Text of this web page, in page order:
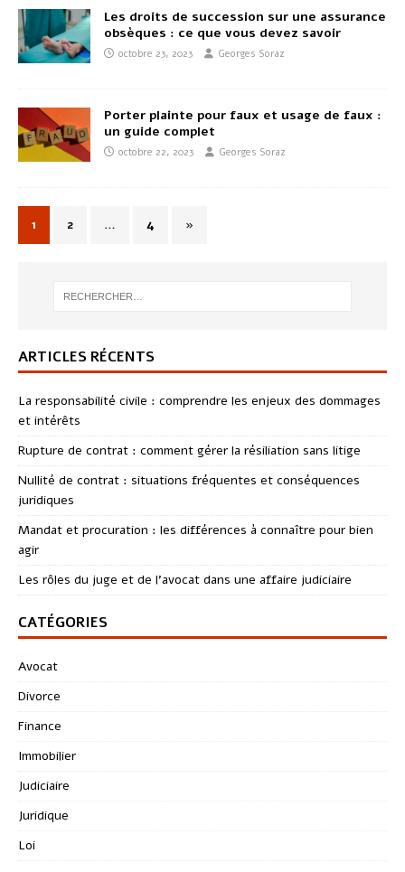
Les droits de succession sur une assurance
obsèques : ce que vous devez savoir
octobre 23, 2023 Georges Soraz
Porter plainte pour faux et usage de faux :
un guide complet
octobre 22, 2023 Georges Soraz
1 2 … 4 »
ARTICLES RÉCENTS
La responsabilité civile : comprendre les enjeux des dommages
et intérêts
Rupture de contrat : comment gérer la résiliation sans litige
Nullité de contrat : situations fréquentes et conséquences
juridiques
Mandat et procuration : les différences à connaître pour bien
agir
Les rôles du juge et de l’avocat dans une affaire judiciaire
CATÉGORIES
Avocat
Divorce
Finance
Immobilier
Judiciaire
Juridique
Loi